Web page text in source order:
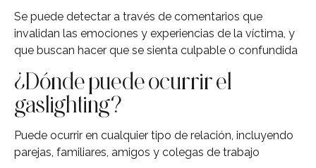
Se puede detectar a través de comentarios que
invalidan las emociones y experiencias de la víctima, y
que buscan hacer que se sienta culpable o confundida
¿Dónde puede ocurrir el
gaslighting?
Puede ocurrir en cualquier tipo de relación, incluyendo
parejas, familiares, amigos y colegas de trabajo